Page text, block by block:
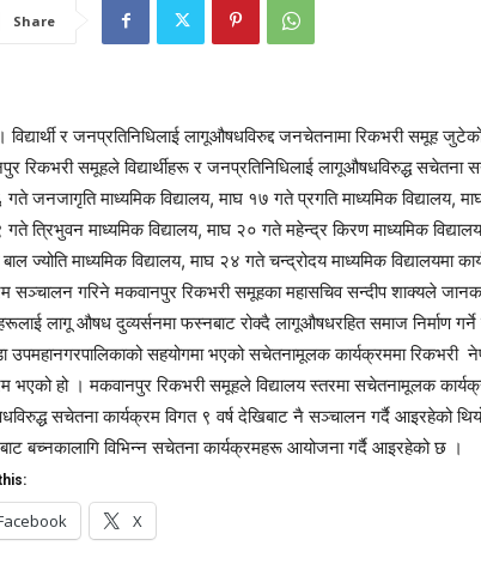
Share
विद्यार्थी र जनप्रतिनिधिलाई लागूऔषधविरुद्द जनचेतनामा रिकभरी समूह
रिकभरी समूहले विद्यार्थीहरू र जनप्रतिनिधिलाई लागूऔषधविरुद्ध सचेतना
जनजागृति माध्यमिक विद्यालय, माघ १७ गते प्रगति माध्यमिक विद्यालय,
त्रिभुवन माध्यमिक विद्यालय, माघ २० गते महेन्द्र किरण माध्यमिक
ज्योति माध्यमिक विद्यालय, माघ २४ गते चन्द्रोदय माध्यमिक विद्यालयमा
सञ्चालन गरिने मकवानपुर रिकभरी समूहका महासचिव सन्दीप शाक्यले
लागू औषध दुव्यर्सनमा फस्नबाट रोक्दै लागूऔषधरहित समाज निर्माण
उपमहानगरपालिकाको सहयोगमा भएको सचेतनामूलक कार्यक्रममा रिकभरी
भएको हो । मकवानपुर रिकभरी समूहले विद्यालय स्तरमा सचेतनामूलक
सचेतना कार्यक्रम विगत ९ वर्ष देखिबाट नै सञ्चालन गर्दै आइरहेको
बच्नकालागि विभिन्न सचेतना कार्यक्रमहरू आयोजना गर्दै आइरहेको छ ।
X